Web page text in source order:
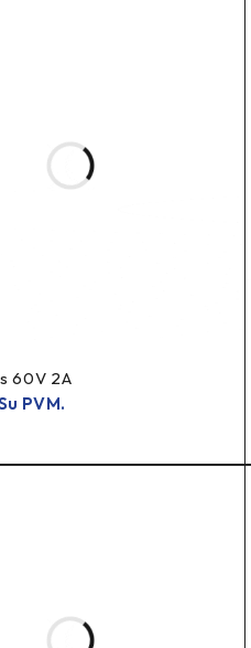
eBike sistemoms).
60V 2A
PVM.